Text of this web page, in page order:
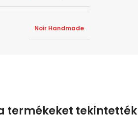
Noir Handmade
termékeket tekintették